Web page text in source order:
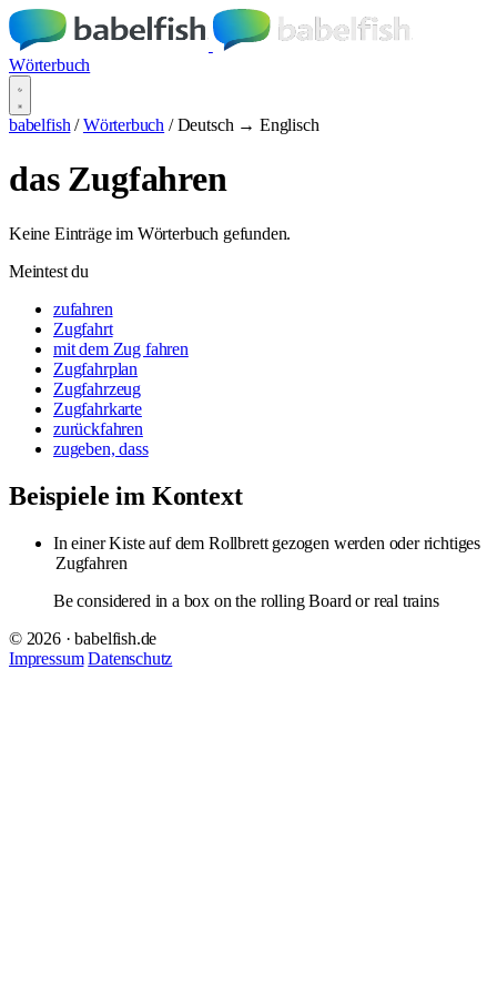
Wörterbuch
babelfish / Wörterbuch / Deutsch → Englisch
das Zugfahren
Keine Einträge im Wörterbuch gefunden.
Meintest du
zufahren
Zugfahrt
mit dem Zug fahren
Zugfahrplan
Zugfahrzeug
Zugfahrkarte
zurückfahren
zugeben, dass
Beispiele im Kontext
In einer Kiste auf dem Rollbrett gezogen werden oder richtiges
Zugfahren
Be considered in a box on the rolling Board or real trains
© 2026 · babelfish.de
Impressum Datenschutz